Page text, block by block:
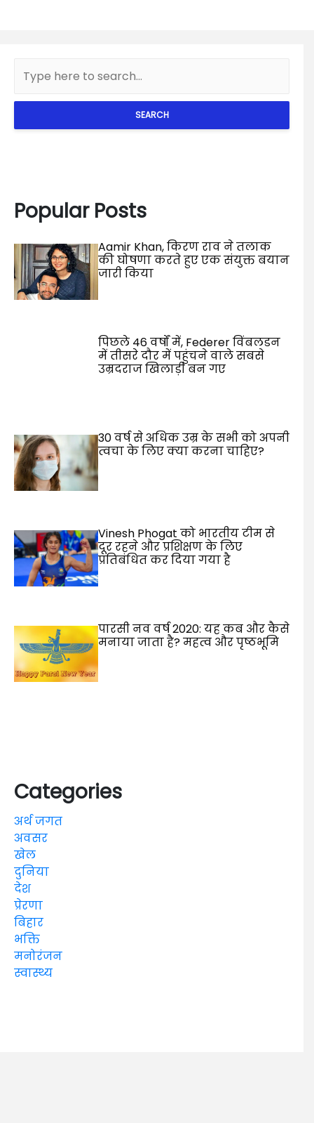
SEARCH
Popular Posts
Aamir Khan, किरण राव ने तलाक
की घोषणा करते हुए एक संयुक्त बयान
जारी किया
पिछले 46 वर्षों में, Federer विंबलडन
में तीसरे दौर में पहुंचने वाले सबसे
उम्रदराज खिलाड़ी बन गए
30 वर्ष से अधिक उम्र के सभी को अपनी
त्वचा के लिए क्या करना चाहिए?
Vinesh Phogat को भारतीय टीम से
दूर रहने और प्रशिक्षण के लिए
प्रतिबंधित कर दिया गया है
पारसी नव वर्ष 2020: यह कब और कैसे
मनाया जाता है? महत्व और पृष्ठभूमि
Categories
अर्थ जगत
अवसर
खेल
दुनिया
देश
प्रेरणा
बिहार
भक्ति
मनोरंजन
स्वास्थ्य